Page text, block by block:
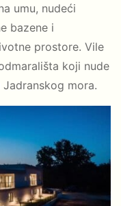
umu, nudeći
bazene i
prostore. Vile
koji nude
mora.